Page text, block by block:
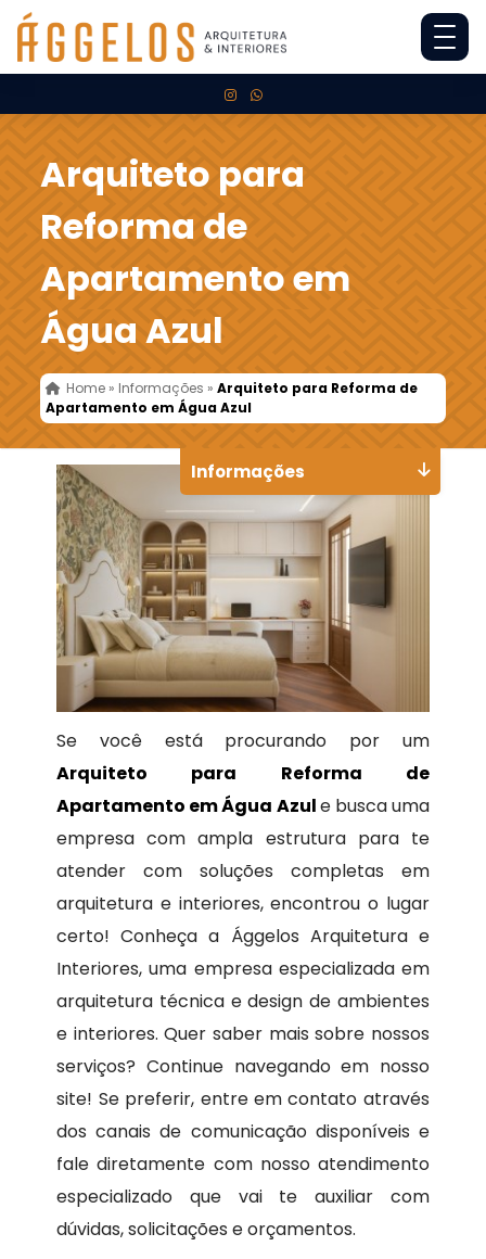
Arquiteto para
Reforma de
Apartamento em
Água Azul
Home » Informações »Arquiteto para Reforma de
Apartamento em Água Azul
Se você está procurando por um
Arquiteto para Reforma de
Apartamento em Água Azule busca uma
empresa com ampla estrutura para te
atender com soluções completas em
arquitetura e interiores, encontrou o lugar
certo! Conheça a Ággelos Arquitetura e
Interiores, uma empresa especializada em
arquitetura técnica e design de ambientes
e interiores. Quer saber mais sobre nossos
serviços? Continue navegando em nosso
site! Se preferir, entre em contato através
dos canais de comunicação disponíveis e
fale diretamente com nosso atendimento
especializado que vai te auxiliar com
dúvidas, solicitações e orçamentos.
Informações